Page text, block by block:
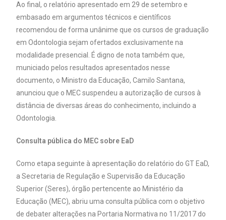
Ao final, o relatório apresentado em 29 de setembro e
embasado em argumentos técnicos e científicos
recomendou de forma unânime que os cursos de graduação
em Odontologia sejam ofertados exclusivamente na
modalidade presencial. É digno de nota também que,
municiado pelos resultados apresentados nesse
documento, o Ministro da Educação, Camilo Santana,
anunciou que o MEC suspendeu a autorização de cursos à
distância de diversas áreas do conhecimento, incluindo a
Odontologia.
Consulta pública do MEC sobre EaD
Como etapa seguinte à apresentação do relatório do GT EaD,
a Secretaria de Regulação e Supervisão da Educação
Superior (Seres), órgão pertencente ao Ministério da
Educação (MEC), abriu uma consulta pública com o objetivo
de debater alterações na Portaria Normativa no 11/2017 do